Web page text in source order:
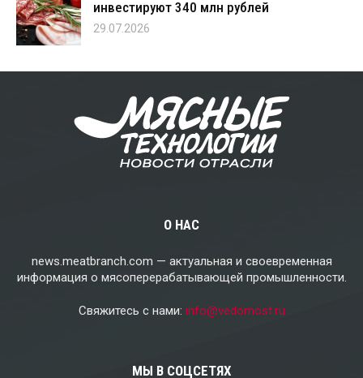
инвестируют 340 млн рублей
29.07.2026
О НАС
news.meatbranch.com — актуальная и своевременная
информация о мясоперерабатывающей промышленности.
Свяжитесь с нами: info@vedomost.ru
МЫ В СОЦСЕТЯХ